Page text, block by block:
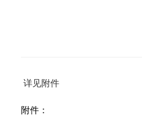
详见附件
附件：